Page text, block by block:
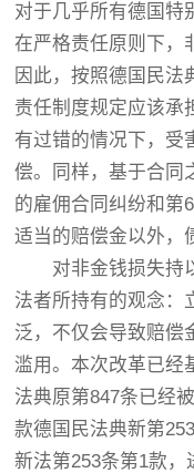
对于几乎所有德国特
在严格责任原则下，
因此，按照德国民法
责任制度规定应该承
有过错的情况下，受
偿。同样，基于合同
的雇佣合同纠纷和第
适当的赔偿金以外，
对非金钱损失持以
法者所持有的观念：
泛，不仅会导致赔偿
滥用。本次改革已经
法典原第847条已经
款德国民法典新第
新法第253条第1款